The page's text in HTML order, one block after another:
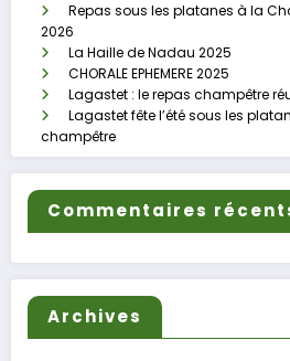
Repas sous les platanes à la
2026
La Haille de Nadau 2025
CHORALE EPHEMERE 2025
Lagastet : le repas champêtre
Lagastet fête l’été sous les
champêtre
Commentaires
Archives